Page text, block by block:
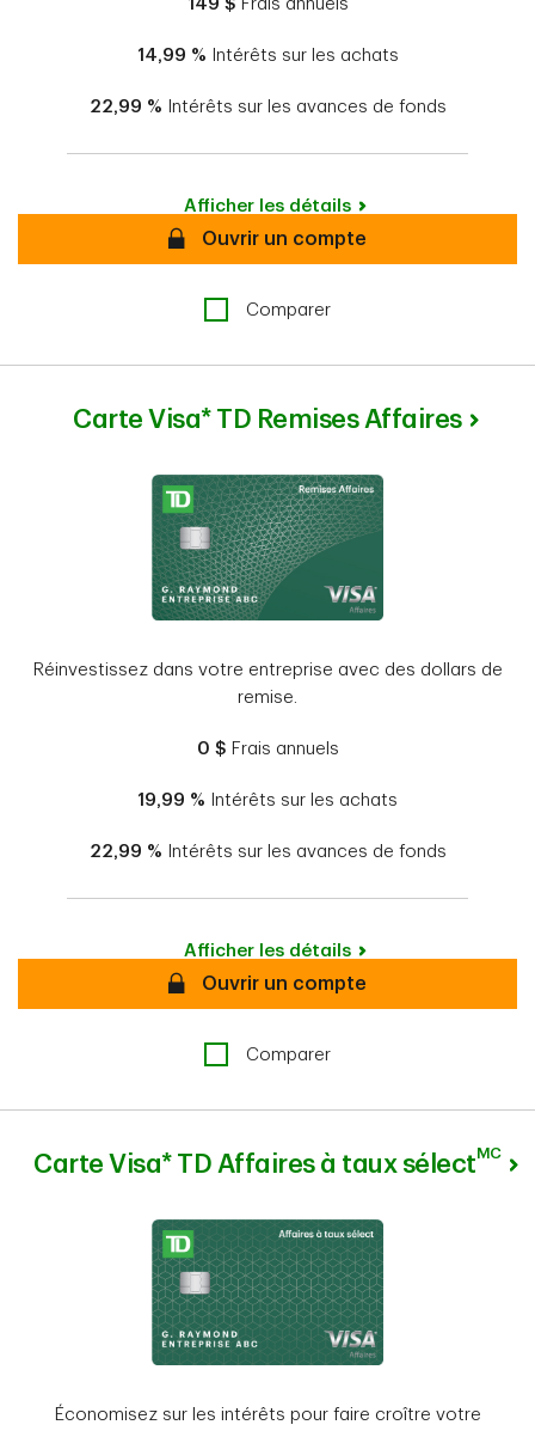
149 $ Frais annuels
14,99 % Intérêts sur les achats
22,99 % Intérêts sur les avances de fonds
Afficher les détails
Sécurisé
Ouvrir un compte
Comparer
Carte Visa* TD Remises Affaires
Réinvestissez dans votre entreprise avec des dollars de
remise.
0 $ Frais annuels
19,99 % Intérêts sur les achats
22,99 % Intérêts sur les avances de fonds
Afficher les détails
Sécurisé
Ouvrir un compte
Comparer
Carte Visa* TD Affaires à taux sélect MC
Économisez sur les intérêts pour faire croître votre